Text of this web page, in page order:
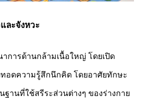
ละจังหวะ
าการด้านกล้ามเนื้อใหญ่ โดยเปิด
ทอดความรู้สึกนึกคิด โดยอาศัยทักษะ
ฐานที่ใช้สรีระส่วนต่างๆ ของร่างกาย